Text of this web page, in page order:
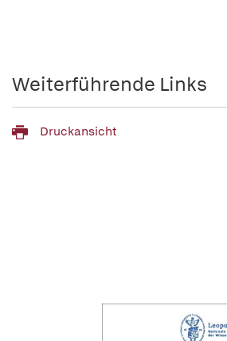
Weiterführende Links
Druckansicht